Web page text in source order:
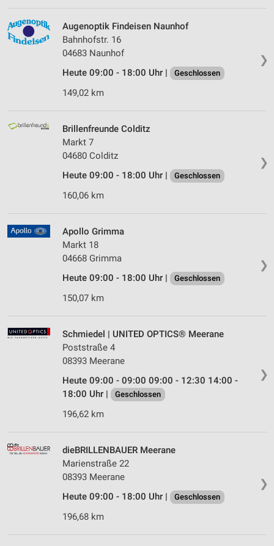
❯
Augenoptik Findeisen Naunhof
Bahnhofstr. 16
04683 Naunhof
Heute 09:00 - 18:00 Uhr |
Geschlossen
149,02 km
❯
Brillenfreunde Colditz
Markt 7
04680 Colditz
Heute 09:00 - 18:00 Uhr |
Geschlossen
160,06 km
❯
Apollo Grimma
Markt 18
04668 Grimma
Heute 09:00 - 18:00 Uhr |
Geschlossen
150,07 km
❯
Schmiedel | UNITED OPTICS® Meerane
Poststraße 4
08393 Meerane
Heute 09:00 - 09:00 09:00 - 12:30 14:00 -
18:00 Uhr |
Geschlossen
196,62 km
❯
dieBRILLENBAUER Meerane
Marienstraße 22
08393 Meerane
Heute 09:00 - 18:00 Uhr |
Geschlossen
196,68 km